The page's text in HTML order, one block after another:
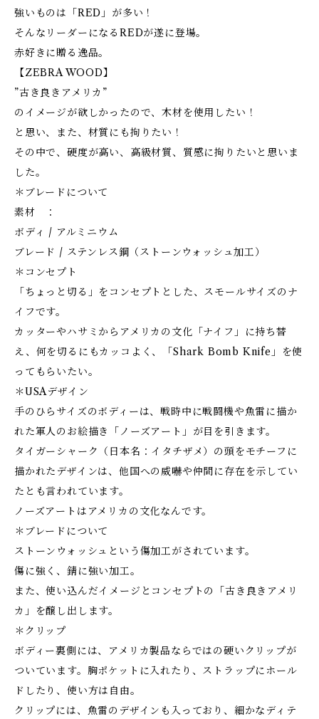
強いものは「RED」が多い！
そんなリーダーになるREDが遂に登場。
赤好きに贈る逸品。
【ZEBRA WOOD】
”古き良きアメリカ”
のイメージが欲しかったので、木材を使用したい！
と思い、また、材質にも拘りたい！
その中で、硬度が高い、高級材質、質感に拘りたいと思いま
した。
＊ブレードについて
素材 ：
ボディ / アルミニウム
ブレード / ステンレス鋼（ストーンウォッシュ加工）
＊コンセプト
「ちょっと切る」をコンセプトとした、スモールサイズのナ
イフです。
カッターやハサミからアメリカの文化「ナイフ」に持ち替
え、何を切るにもカッコよく、「Shark Bomb Knife」を使
ってもらいたい。
＊USAデザイン
手のひらサイズのボディーは、戦時中に戦闘機や魚雷に描か
れた軍人のお絵描き「ノーズアート」が目を引きます。
タイガーシャーク（日本名：イタチザメ）の頭をモチーフに
描かれたデザインは、他国への威嚇や仲間に存在を示してい
たとも言われています。
ノーズアートはアメリカの文化なんです。
＊ブレードについて
ストーンウォッシュという傷加工がされています。
傷に強く、錆に強い加工。
また、使い込んだイメージとコンセプトの「古き良きアメリ
カ」を醸し出します。
＊クリップ
ボディー裏側には、アメリカ製品ならではの硬いクリップが
ついています。胸ポケットに入れたり、ストラップにホール
ドしたり、使い方は自由。
クリップには、魚雷のデザインも入っており、細かなディテ